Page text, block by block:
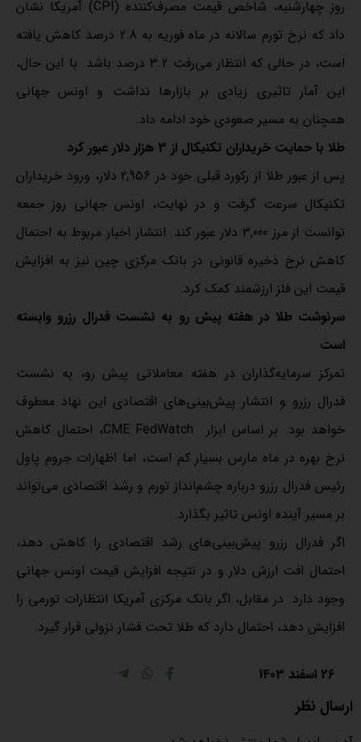
روز چهارشنبه، شاخص قیمت مصرف‌کننده (CPI) آمریکا نشان
داد که نرخ تورم سالانه در ماه فوریه به 2.8 درصد کاهش یافته
است، در حالی که انتظار می‌رفت 3.2 درصد باشد. با این حال،
این آمار تاثیری زیادی بر بازارها نداشت و اونس جهانی
همچنان به مسیر صعودی خود ادامه داد.
طلا با حمایت خریداران تکنیکال از 3 هزار دلار عبور کرد
پس از عبور طلا از رکورد قبلی خود در 2,956 دلار، ورود خریداران
تکنیکال سرعت گرفت و در نهایت، اونس جهانی روز جمعه
توانست از مرز 3,000 دلار عبور کند. انتشار اخبار مربوط به احتمال
کاهش نرخ ذخیره قانونی در بانک مرکزی چین نیز به افزایش
قیمت این فلز ارزشمند کمک کرد.
سرنوشت طلا در هفته پیش رو به نشست فدرال رزرو وابسته
است
تمرکز سرمایه‌گذاران در هفته معاملاتی پیش رو، به نشست
فدرال رزرو و انتشار پیش‌بینی‌های اقتصادی این نهاد معطوف
خواهد بود. بر اساس ابزار CME FedWatch، احتمال کاهش
نرخ بهره در ماه مارس بسیار کم است، اما اظهارات جروم پاول
رئیس فدرال رزرو درباره چشم‌انداز تورم و رشد اقتصادی می‌تواند
بر مسیر آینده اونس تاثیر بگذارد.
اگر فدرال رزرو پیش‌بینی‌های رشد اقتصادی را کاهش دهد،
احتمال افت ارزش دلار و در نتیجه افزایش قیمت اونس جهانی
وجود دارد. در مقابل، اگر بانک مرکزی آمریکا انتظارات تورمی را
افزایش دهد، احتمال دارد که طلا تحت فشار نزولی قرار گیرد.
26 اسفند 1403
ارسال نظر